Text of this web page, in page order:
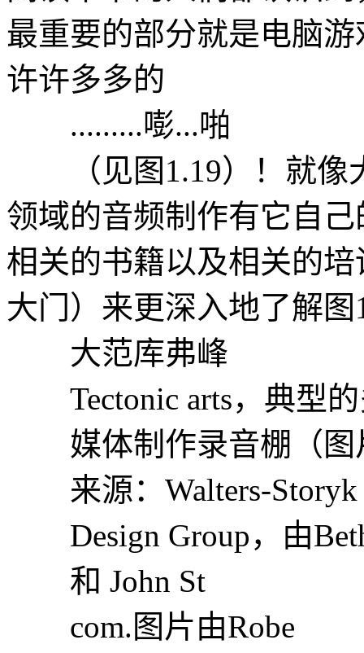
最重要的部分就是电脑
许许多多的
.........嘭...啪
（见图1.19）！就像
领域的音频制作有它自
相关的书籍以及相关的
大门）来更深入地了解图
大范库弗峰
Tectonic arts，典型的
媒体制作录音棚（图
来源：Walters-Storyk
Design Group，由
和 John St
com.图片由Robe